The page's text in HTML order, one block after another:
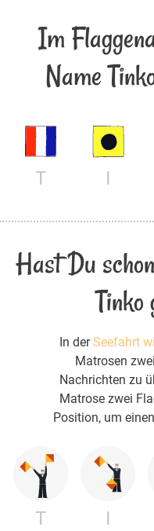
Im
Name
T I
Hast Du
Tinko
In derSeefahrt
Matrosen
Nachrichten zu
Matrose zwei
Position, um
T I